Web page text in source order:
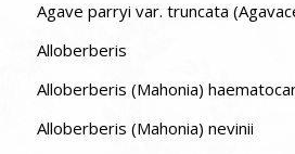
Agave parryi var. truncata
Alloberberis
Alloberberis (Mahonia)
Alloberberis (Mahonia) nevinii